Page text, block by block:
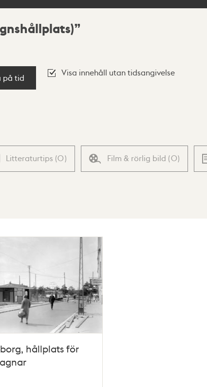
på tid
Visa innehåll utan tidsangivelse
Litteraturtips (0) Film & rörlig bild (0)
hållplats för